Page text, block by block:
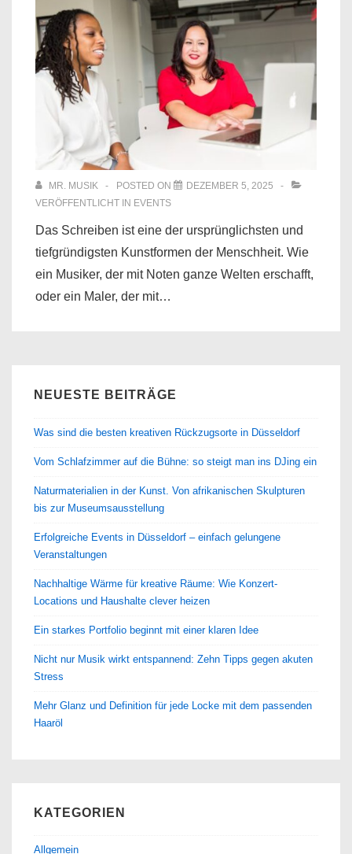
MR. MUSIK POSTED ON
DEZEMBER 5, 2025
VERÖFFENTLICHT IN EVENTS
Das Schreiben ist eine der ursprünglichsten und
tiefgründigsten Kunstformen der Menschheit. Wie
ein Musiker, der mit Noten ganze Welten erschafft,
oder ein Maler, der mit…
NEUESTE BEITRÄGE
Was sind die besten kreativen Rückzugsorte in Düsseldorf
Vom Schlafzimmer auf die Bühne: so steigt man ins DJing ein
Naturmaterialien in der Kunst. Von afrikanischen Skulpturen
bis zur Museumsausstellung
Erfolgreiche Events in Düsseldorf – einfach gelungene
Veranstaltungen
Nachhaltige Wärme für kreative Räume: Wie Konzert-
Locations und Haushalte clever heizen
Ein starkes Portfolio beginnt mit einer klaren Idee
Nicht nur Musik wirkt entspannend: Zehn Tipps gegen akuten
Stress
Mehr Glanz und Definition für jede Locke mit dem passenden
Haaröl
KATEGORIEN
Allgemein